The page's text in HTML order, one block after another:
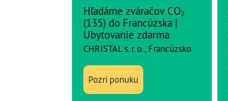
Hľadáme zváračov CO₂
(135) do Francúzska |
Ubytovanie zdarma
CHRISTAL s. r. o., Francúzsko
Pozri ponuku